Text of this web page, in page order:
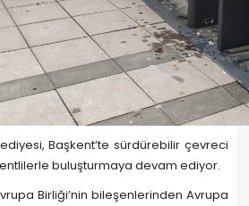
Başkent’te sürdürebilir çevreci
buluşturmaya devam ediyor.
Birliği’nin bileşenlerinden Avrupa